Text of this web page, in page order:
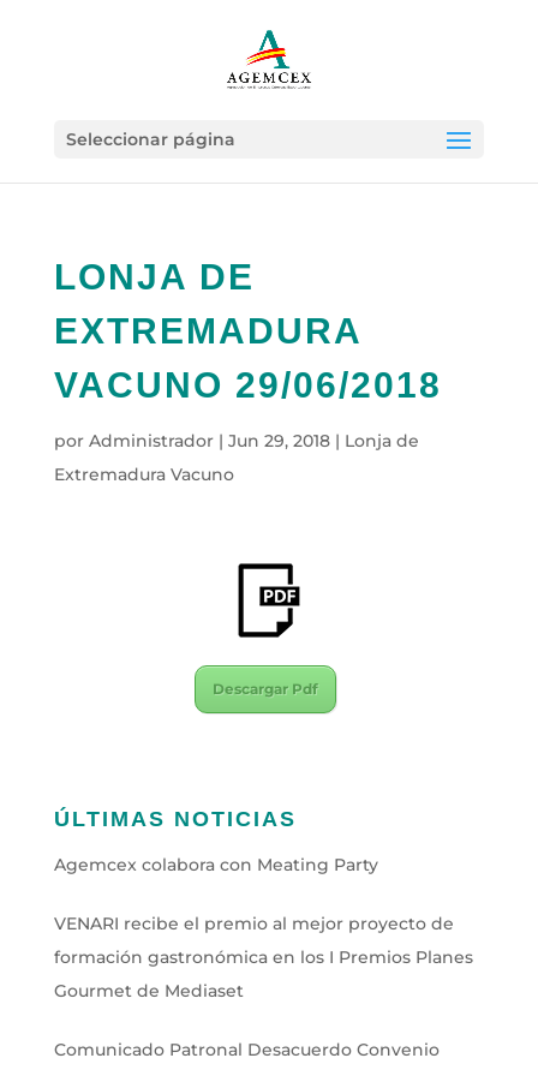
Seleccionar página
LONJA DE
EXTREMADURA
VACUNO 29/06/2018
por Administrador| Jun 29, 2018| Lonja de
Extremadura Vacuno
Descargar Pdf
ÚLTIMAS NOTICIAS
Agemcex colabora con Meating Party
VENARI recibe el premio al mejor proyecto de
formación gastronómica en los I Premios Planes
Gourmet de Mediaset
Comunicado Patronal Desacuerdo Convenio